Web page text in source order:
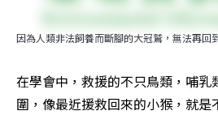
因為人類非法飼養而斷腳的大冠鷲，無法再回
在學會中，救援的不只鳥類，哺乳
圍，像最近援救回來的小猴，就